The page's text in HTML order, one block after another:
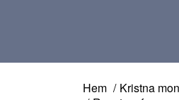
Hem Kristna